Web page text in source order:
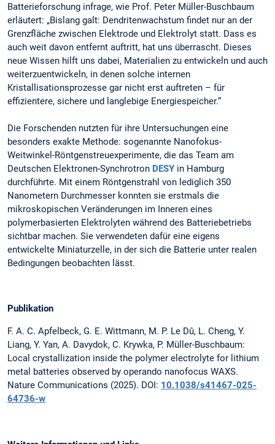
Batterieforschung infrage, wie Prof. Peter Müller-Buschbaum
erläutert: „Bislang galt: Dendritenwachstum findet nur an der
Grenzfläche zwischen Elektrode und Elektrolyt statt. Dass es
auch weit davon entfernt auftritt, hat uns überrascht. Dieses
neue Wissen hilft uns dabei, Materialien zu entwickeln und auch
weiterzuentwickeln, in denen solche internen
Kristallisationsprozesse gar nicht erst auftreten – für
effizientere, sichere und langlebige Energiespeicher.“
Die Forschenden nutzten für ihre Untersuchungen eine
besonders exakte Methode: sogenannte Nanofokus-
Weitwinkel-Röntgenstreuexperimente, die das Team am
Deutschen Elektronen-Synchrotron DESY in Hamburg
durchführte. Mit einem Röntgenstrahl von lediglich 350
Nanometern Durchmesser konnten sie erstmals die
mikroskopischen Veränderungen im Inneren eines
polymerbasierten Elektrolyten während des Batteriebetriebs
sichtbar machen. Sie verwendeten dafür eine eigens
entwickelte Miniaturzelle, in der sich die Batterie unter realen
Bedingungen beobachten lässt.
Publikation
F. A. C. Apfelbeck, G. E. Wittmann, M. P. Le Dû, L. Cheng, Y.
Liang, Y. Yan, A. Davydok, C. Krywka, P. Müller-Buschbaum:
Local crystallization inside the polymer electrolyte for lithium
metal batteries observed by operando nanofocus WAXS.
Nature Communications (2025). DOI: 10.1038/s41467-025-
64736-w